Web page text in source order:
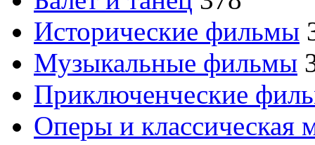
Исторические фильмы
Музыкальные фильмы
Приключенческие
Оперы и классическая